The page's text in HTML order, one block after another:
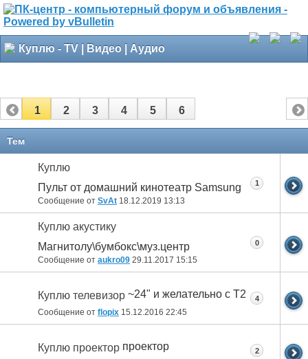
Куплю - TV | Видео | Аудио
1 2 3 4 5 6
Тем
Куплю
Пульт от домашний кинотеатр Samsung
Сообщение от SvAt 18.12.2019 13:13
1
Куплю акустику
Магнитолу\бумбокс\муз.центр
Сообщение от aukro09 29.11.2017 15:15
0
Куплю телевизор ~24" и желательно с Т2
Сообщение от flopix 15.12.2016 22:45
4
Куплю проектор проектор 2